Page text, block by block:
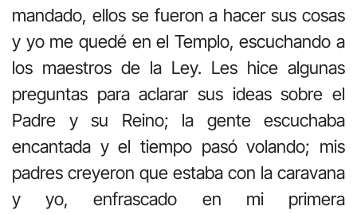
mandado, ellos se fueron a hacer sus cosas
y yo me quedé en el Templo, escuchando a
los maestros de la Ley. Les hice algunas
preguntas para aclarar sus ideas sobre el
Padre y su Reino; la gente escuchaba
encantada y el tiempo pasó volando; mis
padres creyeron que estaba con la caravana
y yo, enfrascado en mi primera